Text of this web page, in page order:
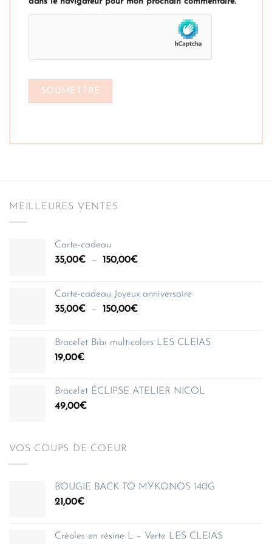
MEILLEURES VENTES
Carte-cadeau
35,00€ – 150,00€Plage
35,00€
à
Carte-cadeau Joyeux anniversaire
35,00€ – 150,00€Plage
35,00€
Bracelet Bibi multicolors LES CLEIAS
19,00€
Bracelet ÉCLIPSE ATELIER NICOL
49,00€
VOS COUPS DE COEUR
BOUGIE BACK TO MYKONOS 140G
21,00€
Créoles en résine L – Verte LES CLEIAS